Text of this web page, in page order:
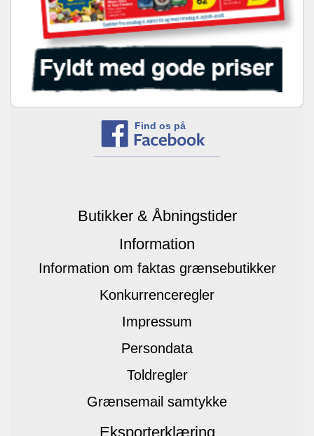
Find os på
Butikker & Åbningstider
Information
Information om faktas grænsebutikker
Konkurrenceregler
Impressum
Persondata
Toldregler
Grænsemail samtykke
Eksporterklæring